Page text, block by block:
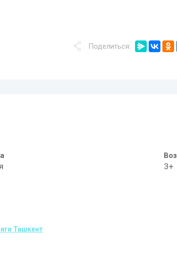
Поделиться:
3+
Ташкент